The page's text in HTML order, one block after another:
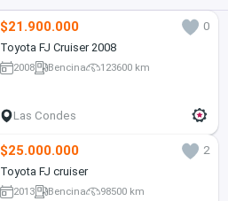
$21.900.000
0
Toyota FJ Cruiser 2008
2008 Bencina 123600 km
Las Condes
$25.000.000
2
Toyota FJ cruiser
2013 Bencina 98500 km